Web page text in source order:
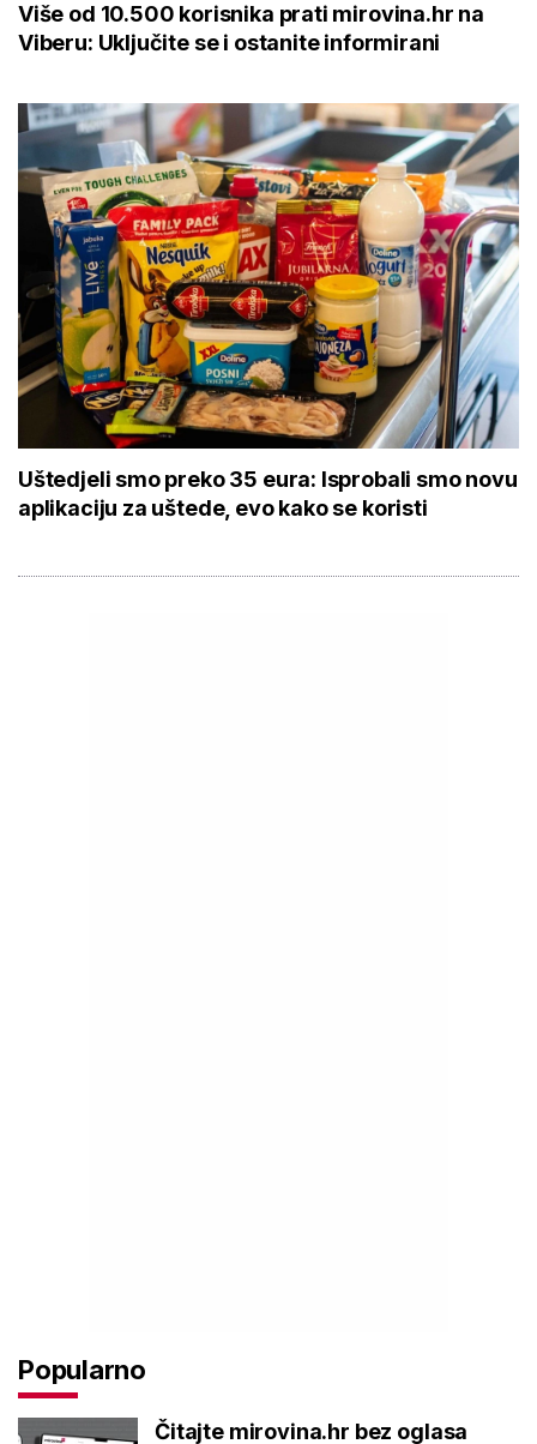
Više od 10.500 korisnika prati mirovina.hr na
Viberu: Uključite se i ostanite informirani
Uštedjeli smo preko 35 eura: Isprobali smo novu
aplikaciju za uštede, evo kako se koristi
Popularno
Čitajte mirovina.hr bez oglasa